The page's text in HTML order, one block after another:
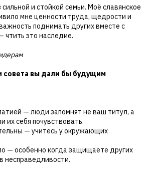
и стойкой семьи. Моё славянское
мне ценности труда, щедрости и
поднимать других вместе с
чтить это наследие.
совета вы дали бы будущим
— люди запомнят не ваш титул, а
их себя почувствовать.
— учитесь у окружающих
— особенно когда защищаете других
несправедливости.